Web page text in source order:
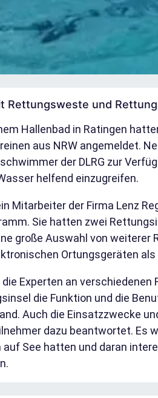
Rettungsweste und
Hallenbad in Ratingen
aus NRW angemeldet.
der DLRG zur
helfend einzugreifen.
Mitarbeiter der Firma Lenz
Sie hatten zwei
große Auswahl von weiterer
Ortungsgeräten
Experten an
die Funktion und die
Auch die Einsatzzwecke
dazu beantwortet. Es
See hatten und daran